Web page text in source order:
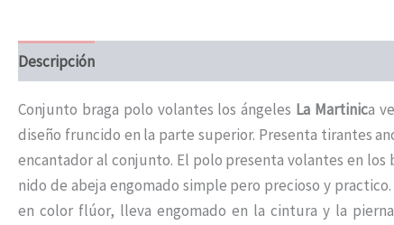
Descripción
Conjunto braga polo volantes los ángeles La Martinica
diseño fruncido en la parte superior. Presenta tirantes
encantador al conjunto. El polo presenta volantes en
nido de abeja engomado simple pero precioso y
en color flúor, lleva engomado en la cintura y la